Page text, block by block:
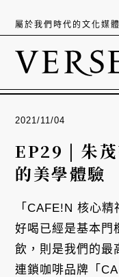
屬於我們時代的文化媒體
2021/11/04
EP29 | 朱
的美學體驗
「CAFE!N 核心
好喝已經是基本門
飲，則是我們的最
連鎖咖啡品牌「